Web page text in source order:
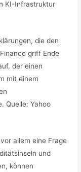
KI-Infrastruktur
die den
griff Ende
der einen
mit einem
Quelle: Yahoo
allem eine Frage
und
können